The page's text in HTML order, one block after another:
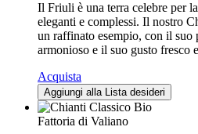
Il Friuli è una terra celebre per
eleganti e complessi. Il nostro
un raffinato esempio, con il
armonioso e il suo gusto fresco
Acquista
Aggiungi alla Lista desideri
Fattoria di Valiano